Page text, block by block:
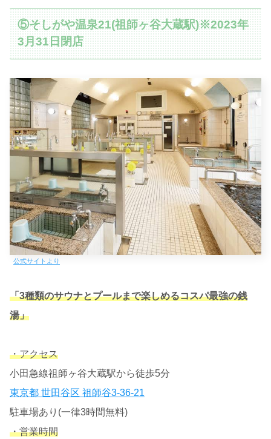
⑤そしがや温泉21(祖師ヶ谷大蔵駅)※2023年
3月31日閉店
公式サイトより
「3種類のサウナとプールまで楽しめるコスパ最強の銭
湯」
・アクセス
小田急線祖師ヶ谷大蔵駅から徒歩5分
東京都 世田谷区 祖師谷3-36-21
駐車場あり(一律3時間無料)
・営業時間